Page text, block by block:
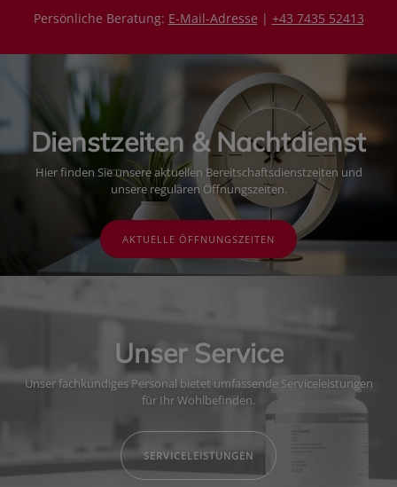
Persönliche Beratung: E-Mail-Adresse | +43 7435 52413
Dienstzeiten & Nachtdienst
Hier finden Sie unsere aktuellen Bereitschaftsdienstzeiten und
unsere regulären Öffnungszeiten.
AKTUELLE ÖFFNUNGSZEITEN
Unser Service
Unser fachkundiges Personal bietet umfassende Serviceleistungen
für Ihr Wohlbefinden.
SERVICELEISTUNGEN